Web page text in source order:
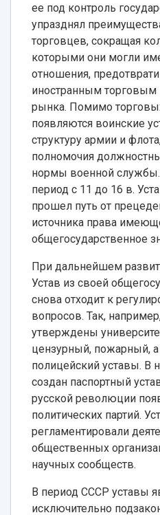
ее под контроль
упразднял
торговцев, сокращая
которыми они могли
отношения,
иностранным торговым
рынка. Помимо
появляются воинские
структуру армии и
полномочия
нормы военной
период с 11 до 16 в.
прошел путь от
источника права
общегосударственное
При дальнейшем
Устав из своей
снова отходит к
вопросов. Так,
утверждены
цензурный, пожарный,
полицейский уставы. В
создан паспортный
русской революции
политических партий.
регламентировали
общественных
научных сообществ.
В период СССР уставы
исключительно